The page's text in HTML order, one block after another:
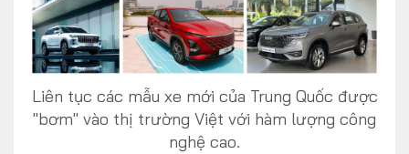
Liên tục các mẫu xe mới của Trung Quốc được
"bơm" vào thị trường Việt với hàm lượng công
nghệ cao.